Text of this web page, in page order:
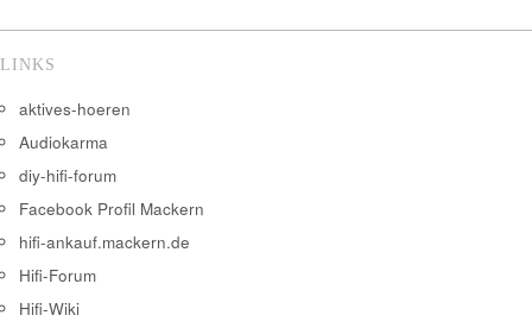
LINKS
aktives-hoeren
Audiokarma
diy-hifi-forum
Facebook Profil Mackern
hifi-ankauf.mackern.de
Hifi-Forum
Hifi-Wiki